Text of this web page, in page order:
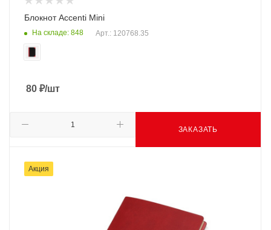
Блокнот Accenti Mini
На складе: 848 Арт.: 120768.35
80 ₽/шт
ЗАКАЗАТЬ
Акция